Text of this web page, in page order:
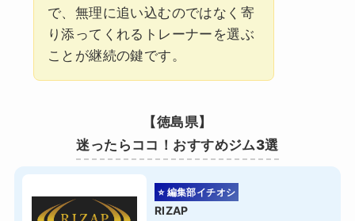
で、無理に追い込むのではなく寄
り添ってくれるトレーナーを選ぶ
ことが継続の鍵です。
【徳島県】
迷ったらココ！おすすめジム3選
⭐ 編集部イチオシ
RIZAP